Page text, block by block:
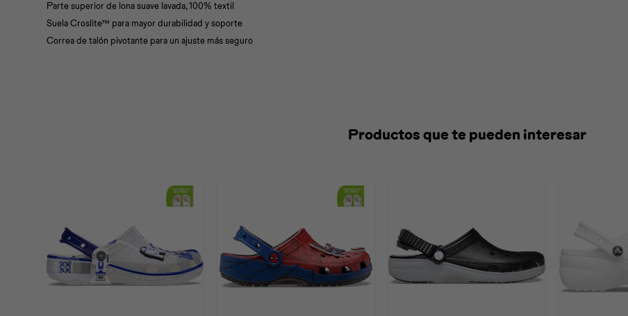
Parte superior de lona suave lavada, 100% textil
Suela Croslite™ para mayor durabilidad y soporte
Correa de talón pivotante para un ajuste más seguro
Productos que te pueden interesar